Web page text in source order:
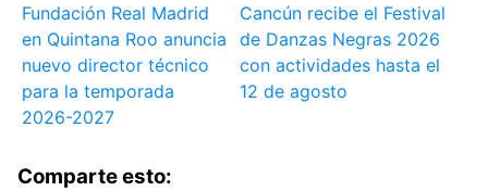
Fundación Real Madrid
en Quintana Roo anuncia
nuevo director técnico
para la temporada
2026-2027
Cancún recibe el Festival
de Danzas Negras 2026
con actividades hasta el
12 de agosto
Comparte esto: